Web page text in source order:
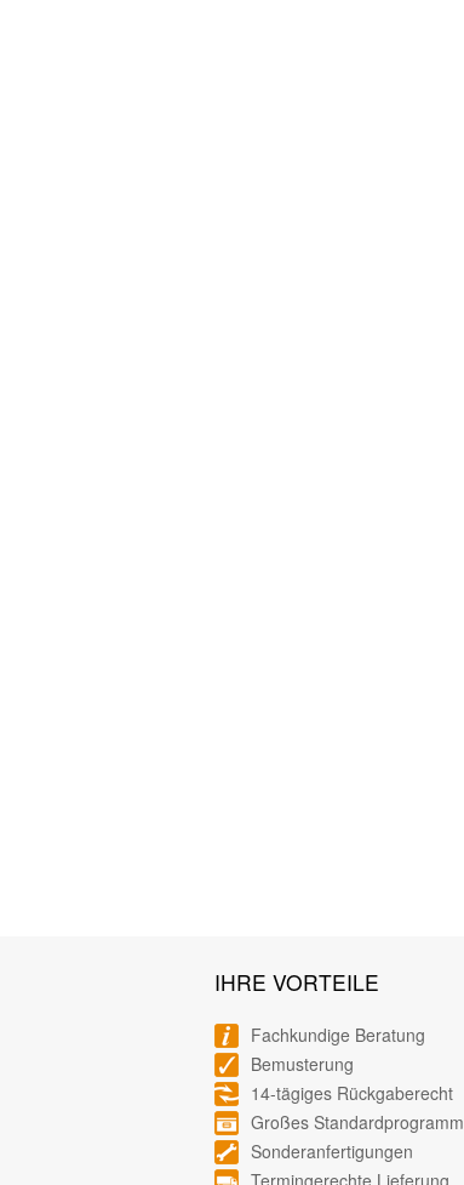
IHRE VORTEILE
Fachkundige Beratung
Bemusterung
14-tägiges Rückgaberecht
Großes Standardprogramm
Sonderanfertigungen
Termingerechte Lieferung